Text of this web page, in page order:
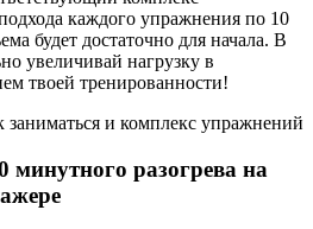
каждого упражнения по 10
будет достаточно для начала. В
увеличивай нагрузку в
твоей тренированности!
минутного разогрева на